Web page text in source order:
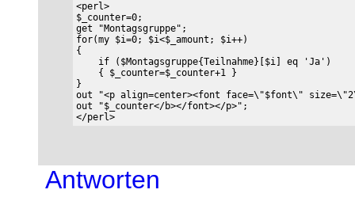
<perl>
$_counter=0;
get "Montagsgruppe";
for(my $i=0; $i<$_amount; $i++)
{
if ($Montagsgruppe{Teilnahme}[$i] eq 'Ja')
{ $_counter=$_counter+1 }
}
out "<p align=center><font face=\"$font\"
out "$_counter</b></font></p>";
Antworten